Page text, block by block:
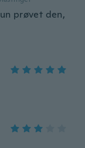
prøvet den,